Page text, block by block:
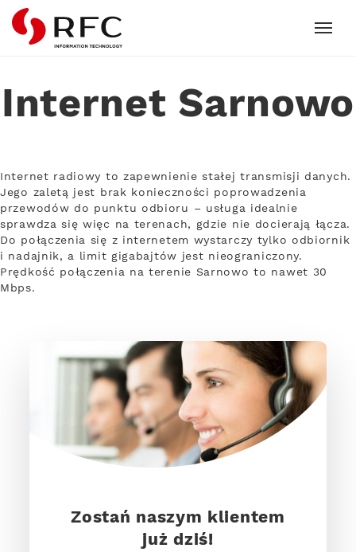
RFC
Internet Sarnowo
Internet radiowy to zapewnienie stałej transmisji danych.
Jego zaletą jest brak konieczności poprowadzenia
przewodów do punktu odbioru – usługa idealnie
sprawdza się więc na terenach, gdzie nie docierają łącza.
Do połączenia się z internetem wystarczy tylko odbiornik
i nadajnik, a limit gigabajtów jest nieograniczony.
Prędkość połączenia na terenie Sarnowo to nawet 30
Mbps.
Zostań naszym klientem
już dziś!